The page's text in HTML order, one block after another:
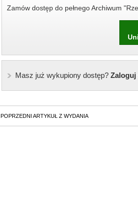
Zamów dostęp do pełnego Archiwum
Masz już wykupiony dostęp?Zaloguj
POPRZEDNI ARTYKUŁ Z WYDANIA